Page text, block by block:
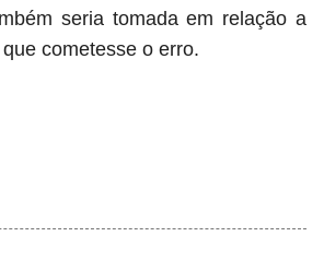
seria tomada em relação a
cometesse o erro.